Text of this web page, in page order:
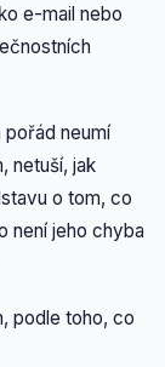
e-mail nebo
neumí
netuší, jak
o tom, co
není jeho chyba
podle toho, co